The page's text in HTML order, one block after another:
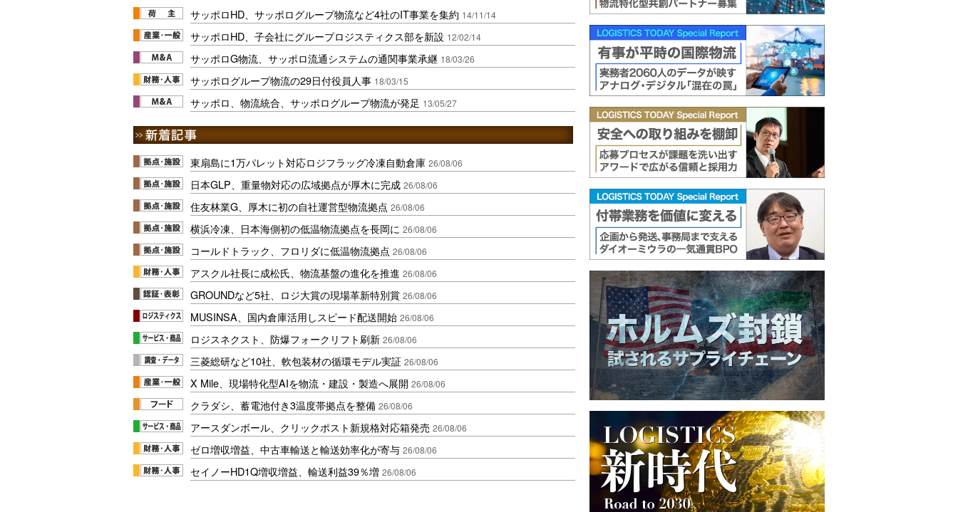
サッポロHD、サッポログループ物流など4社のIT事業を集約 14/11/14
サッポロHD、子会社にグループロジスティクス部を新設 12/02/14
サッポロG物流、サッポロ流通システムの通関事業承継 18/03/26
サッポログループ物流の29日付役員人事 18/03/15
サッポロ、物流統合、サッポログループ物流が発足 13/05/27
東扇島に1万パレット対応ロジフラッグ冷凍自動倉庫 26/08/06
日本GLP、重量物対応の広域拠点が厚木に完成 26/08/06
住友林業G、厚木に初の自社運営型物流拠点 26/08/06
横浜冷凍、日本海側初の低温物流拠点を長岡に 26/08/06
コールドトラック、フロリダに低温物流拠点 26/08/06
アスクル社長に成松氏、物流基盤の進化を推進 26/08/06
GROUNDなど5社、ロジ大賞の現場革新特別賞 26/08/06
MUSINSA、国内倉庫活用しスピード配送開始 26/08/06
ロジスネクスト、防爆フォークリフト刷新 26/08/06
三菱総研など10社、軟包装材の循環モデル実証 26/08/06
X Mile、現場特化型AIを物流・建設・製造へ展開 26/08/06
クラダシ、蓄電池付き3温度帯拠点を整備 26/08/06
アースダンボール、クリックポスト新規格対応箱発売 26/08/06
ゼロ増収増益、中古車輸送と輸送効率化が寄与 26/08/06
セイノーHD1Q増収増益、輸送利益39％増 26/08/06